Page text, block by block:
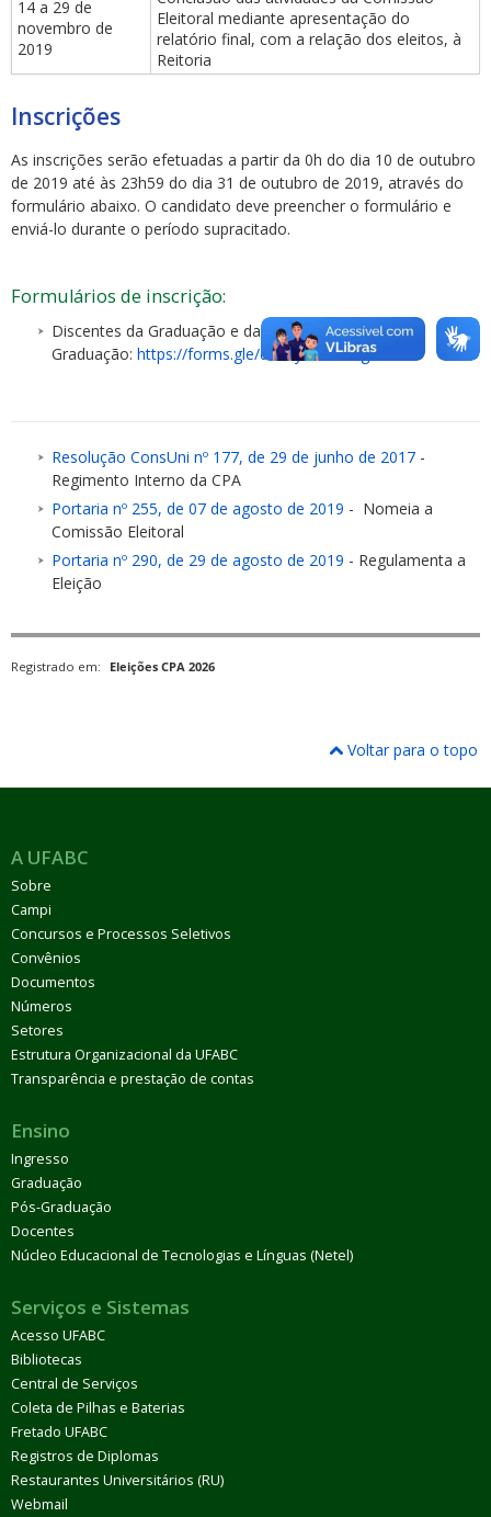
14 a 29 de
novembro de
2019
Eleitoral mediante apresentação do
relatório final, com a relação dos eleitos, à
Reitoria
Inscrições
As inscrições serão efetuadas a partir da 0h do dia 10 de outubro
de 2019 até às 23h59 do dia 31 de outubro de 2019, através do
formulário abaixo. O candidato deve preencher o formulário e
enviá-lo durante o período supracitado.
Formulários de inscrição:
Discentes da Graduação e da Pós-
Graduação: https://forms.gle/dCYcyVWfLDEgeYm39
Resolução ConsUni nº 177, de 29 de junho de 2017 -
Regimento Interno da CPA
Portaria nº 255, de 07 de agosto de 2019 - Nomeia a
Comissão Eleitoral
Portaria nº 290, de 29 de agosto de 2019 - Regulamenta a
Eleição
Registrado em: Eleições CPA 2026
Voltar para o topo
A UFABC
Sobre
Campi
Concursos e Processos Seletivos
Convênios
Documentos
Números
Setores
Estrutura Organizacional da UFABC
Transparência e prestação de contas
Ensino
Ingresso
Graduação
Pós-Graduação
Docentes
Núcleo Educacional de Tecnologias e Línguas (Netel)
Serviços e Sistemas
Acesso UFABC
Bibliotecas
Central de Serviços
Coleta de Pilhas e Baterias
Fretado UFABC
Registros de Diplomas
Restaurantes Universitários (RU)
Webmail